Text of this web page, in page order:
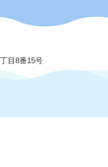
目8番15号